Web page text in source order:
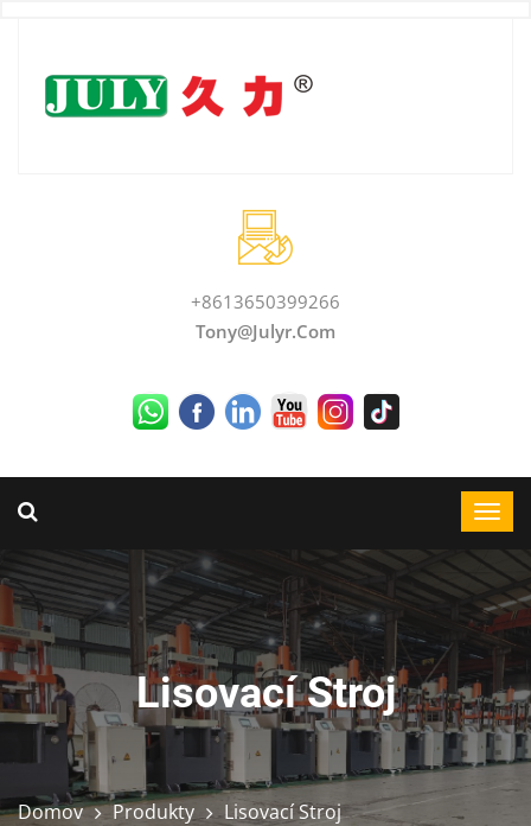
+8613650399266
Tony@julyr.com
Lisovací Stroj
Domov Produkty Lisovací Stroj